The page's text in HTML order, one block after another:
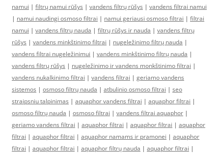
namui | filtrų namui rūšys | vandens filtrų rūšys | vandens filtrai namui
| namui naudingi osmoso filtrai | namui geriausi osmoso filtrai | filtrai
namui | vandens filtrų nauda | filtrų rūšys ir nauda | vandens filtrų
rūšys | vandens minkštinimo filtrai | nugeležinimo filtrų nauda |
vandens filtrai nugeležinimui | vandens minkštinimo filtrų nauda |
vandens filtrų rūšys | nugeležinimo ir vandens monkštinimo filtrai |
vandens nukalkinimo filtrai | vandens filtrai | geriamo vandens
sistemos | osmoso filtrų nauda | atbulinio osmoso filtrai | seo
straipsniu talpinimas | aquaphor vandens filtrai | aquaphor filtrai |
osmoso filtrų nauda | osmoso filtrai | vandens filtrai aquaphor |
geriamo vandens filtrai | aquaphor filtrai | aquaphor filtrai | aquaphor
filtrai | aquaphor filtrai | aquaphor namams ir pramonei | aquaphor
filtrai | aquaphor filtrai | aquaphor filtrų nauda | aquaphor filtrai |